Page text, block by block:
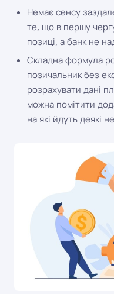
Немає сенсу
те, що в першу
позиці, а банк не
Складна формула
позичальник без
розрахувати дані
можна помітити
на які йдуть деякі